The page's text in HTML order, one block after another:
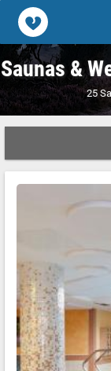
Popcorn.dating
Saunas &
25